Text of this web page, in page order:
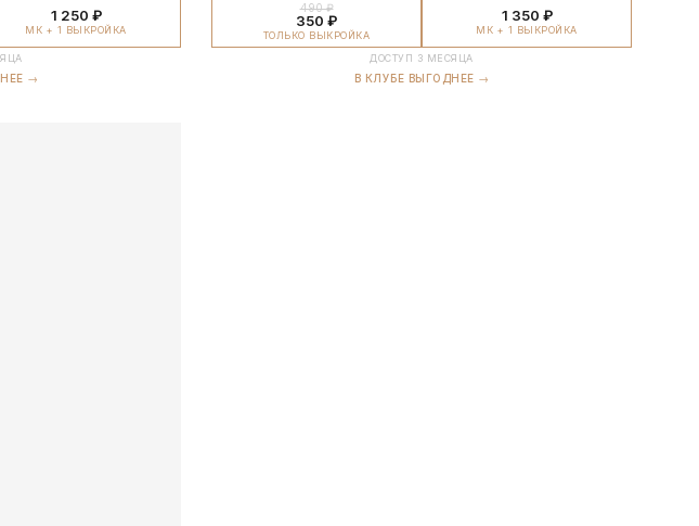
1 250 ₽
МК + 1 ВЫКРОЙКА
→
490 ₽
350 ₽
ТОЛЬКО ВЫКРОЙКА
1 350 ₽
МК + 1 ВЫКРОЙКА
ДОСТУП 3 МЕСЯЦА
В КЛУБЕ ВЫГОДНЕЕ →